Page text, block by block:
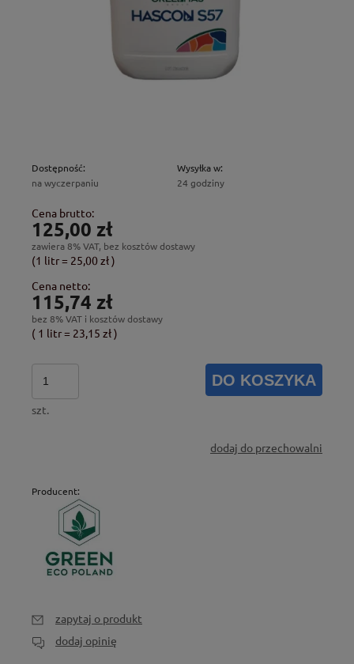
Dostępność:
na wyczerpaniu
Wysyłka w:
24 godziny
Cena brutto:
125,00 zł
zawiera 8% VAT, bez kosztów dostawy
(1 litr= 25,00 zł)
Cena netto:
115,74 zł
bez 8% VAT i kosztów dostawy
( 1 litr= 23,15 zł)
szt.
DO KOSZYKA
dodaj do przechowalni
Producent:
zapytaj o produkt
dodaj opinię